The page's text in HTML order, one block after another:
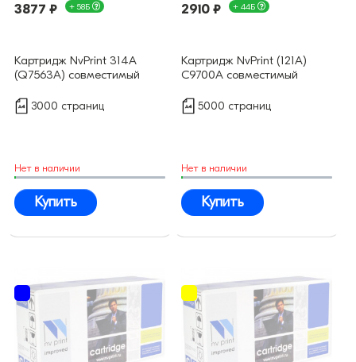
3877 ₽ + 58Б
Картридж NvPrint 314A
(Q7563A) совместимый
3000 страниц
Нет в наличии
Купить
2910 ₽ + 44Б
Картридж NvPrint (121A)
C9700A совместимый
5000 страниц
Нет в наличии
Купить